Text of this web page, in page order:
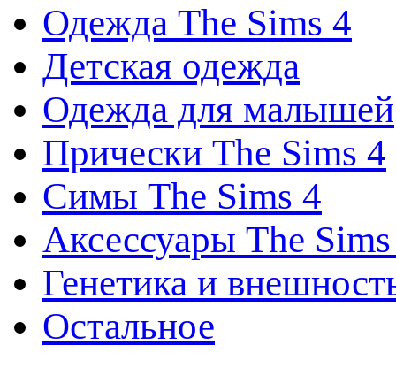
Одежда The Sims 4
Детская одежда
Одежда для малышей
Прически The Sims 4
Симы The Sims 4
Аксессуары The
Генетика и
Остальное